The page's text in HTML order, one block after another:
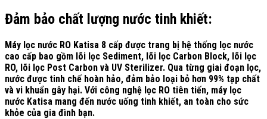
Đảm bảo chất lượng nước tinh khiết:
Máy lọc nước RO Katisa 8 cấp được trang bị hệ thống lọc nước
cao cấp bao gồm lõi lọc Sediment, lõi lọc Carbon Block, lõi lọc
RO, lõi lọc Post Carbon và UV Sterilizer. Qua từng giai đoạn lọc,
nước được tinh chế hoàn hảo, đảm bảo loại bỏ hơn 99% tạp chất
và vi khuẩn gây hại. Với công nghệ lọc RO tiên tiến, máy lọc
nước Katisa mang đến nước uống tinh khiết, an toàn cho sức
khỏe của gia đình bạn.